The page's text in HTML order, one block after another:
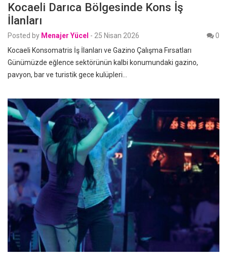
Kocaeli Darıca Bölgesinde Kons İş
İlanları
Posted by Menajer Yücel - 25 Nisan 2026
0
Kocaeli Konsomatris İş İlanları ve Gazino Çalışma Fırsatları
Günümüzde eğlence sektörünün kalbi konumundaki gazino,
pavyon, bar ve turistik gece kulüpleri…